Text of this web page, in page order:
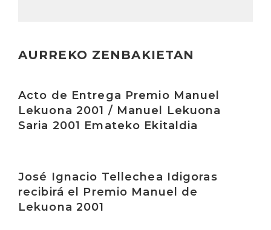
AURREKO ZENBAKIETAN
Acto de Entrega Premio Manuel
Lekuona 2001 / Manuel Lekuona
Saria 2001 Emateko Ekitaldia
José Ignacio Tellechea Idigoras
recibirá el Premio Manuel de
Lekuona 2001